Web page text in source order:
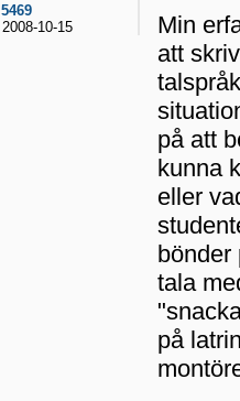
Min
att
på att
kunna
eller
bönder
tala
på
5469
2008-10-15